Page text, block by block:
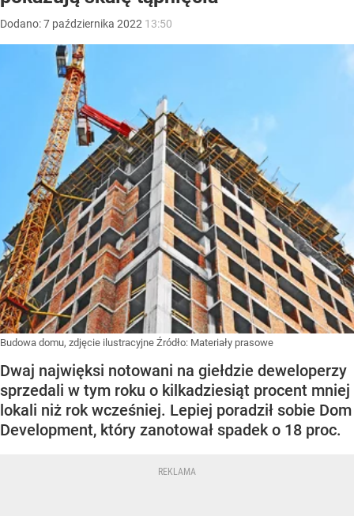
Dodano:7 października 2022 13:50
Budowa domu, zdjęcie ilustracyjne Źródło: Materiały prasowe
Dwaj najwięksi notowani na giełdzie deweloperzy
sprzedali w tym roku o kilkadziesiąt procent mniej
lokali niż rok wcześniej. Lepiej poradził sobie Dom
Development, który zanotował spadek o 18 proc.